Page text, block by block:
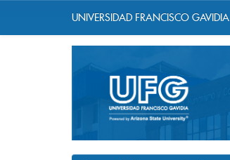
UNIVERSIDAD FRANCISCO GAVIDIA